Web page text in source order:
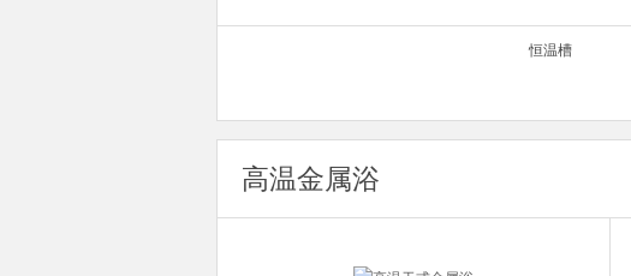
恒温槽
高温金属浴